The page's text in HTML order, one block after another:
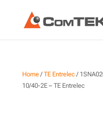
Home/ TE Entrelec/
10/40-2E – TE Entrelec